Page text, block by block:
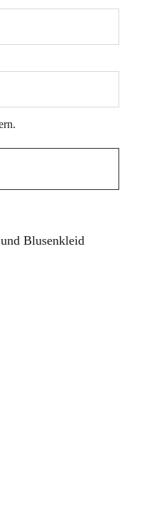
Blusenkleid